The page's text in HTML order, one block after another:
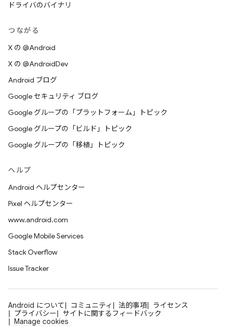
ドライバのバイナリ
つながる
X の @Android
X の @AndroidDev
Android ブログ
Google セキュリティ ブログ
Google グループの「プラットフォーム」トピック
Google グループの「ビルド」トピック
Google グループの「移植」トピック
ヘルプ
Android ヘルプセンター
Pixel ヘルプセンター
www.android.com
Google Mobile Services
Stack Overflow
Issue Tracker
Android について コミュニティ 法的事項
ライセンス
プライバシー
サイトに関するフィードバック
Manage cookies